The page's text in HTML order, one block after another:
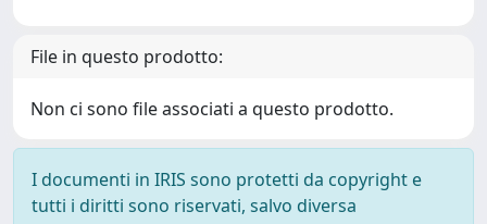
File in questo prodotto:
Non ci sono file associati a questo prodotto.
I documenti in IRIS sono protetti da copyright e
tutti i diritti sono riservati, salvo diversa